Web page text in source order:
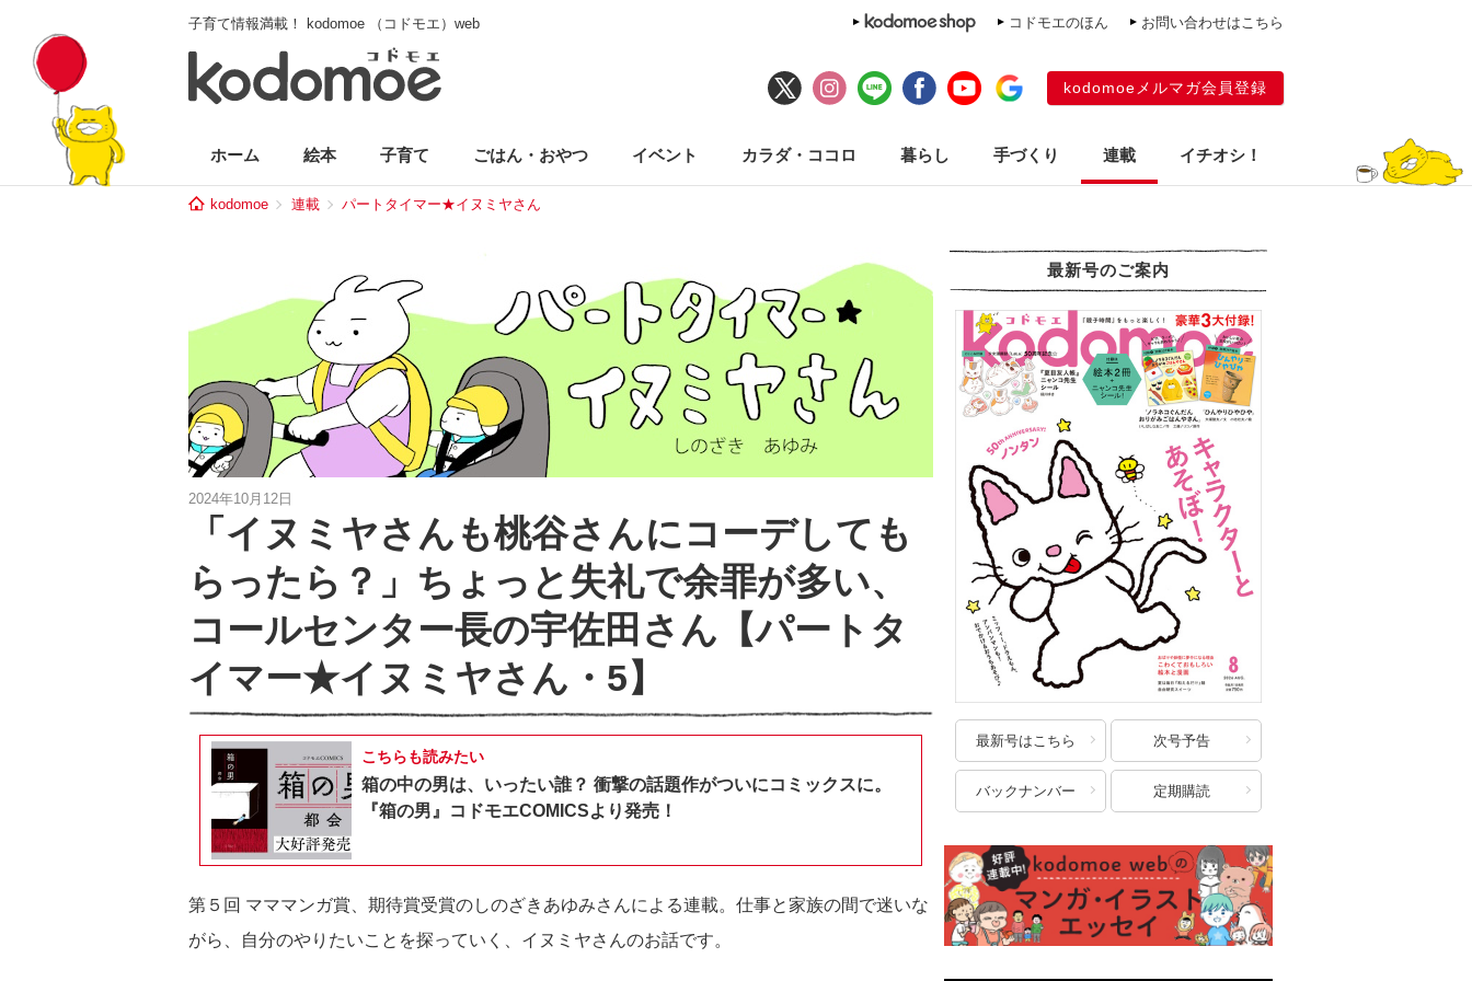
子育て情報満載！ kodomoe （コドモエ）web コドモエのほん お問い合わせはこちら
kodomoeメルマガ会員登録
ホーム 絵本 子育て ごはん・おやつ イベント カラダ・ココロ 暮らし 手づくり 連載 イチオシ！
kodomoe 連載 パートタイマー★イヌミヤさん
2024年10月12日
「イヌミヤさんも桃谷さんにコーデしても
らったら？」ちょっと失礼で余罪が多い、
コールセンター長の宇佐田さん【パートタ
イマー★イヌミヤさん・5】
こちらも読みたい
箱の中の男は、いったい誰？ 衝撃の話題作がついにコミックスに。
『箱の男』コドモエCOMICSより発売！
第５回 マママンガ賞、期待賞受賞のしのざきあゆみさんによる連載。仕事と家族の間で迷いな
がら、自分のやりたいことを探っていく、イヌミヤさんのお話です。
最新号のご案内
最新号はこちら 次号予告
バックナンバー 定期購読